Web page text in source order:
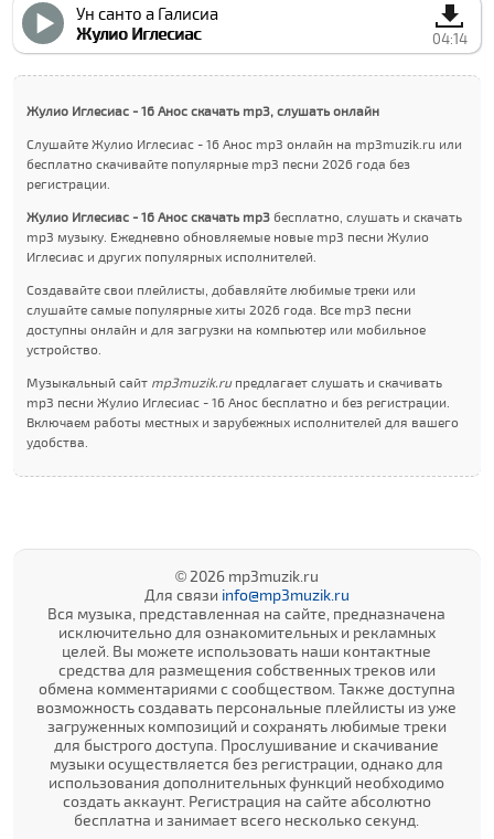
Ун cанто а Галиcиа
Жулио Иглесиас
04:14
Жулио Иглесиас - 16 Анос скачать mp3, слушать онлайн
Слушайте Жулио Иглесиас - 16 Анос mp3 онлайн на mp3muzik.ru или
бесплатно скачивайте популярные mp3 песни 2026 года без
регистрации.
Жулио Иглесиас - 16 Анос скачать mp3 бесплатно, слушать и скачать
mp3 музыку. Ежедневно обновляемые новые mp3 песни Жулио
Иглесиас и других популярных исполнителей.
Создавайте свои плейлисты, добавляйте любимые треки или
слушайте самые популярные хиты 2026 года. Все mp3 песни
доступны онлайн и для загрузки на компьютер или мобильное
устройство.
Музыкальный сайт mp3muzik.ruпредлагает слушать и скачивать
mp3 песни Жулио Иглесиас - 16 Анос бесплатно и без регистрации.
Включаем работы местных и зарубежных исполнителей для вашего
удобства.
© 2026 mp3muzik.ru
Для связи info@mp3muzik.ru
Вся музыка, представленная на сайте, предназначена
исключительно для ознакомительных и рекламных
целей. Вы можете использовать наши контактные
средства для размещения собственных треков или
обмена комментариями с сообществом. Также доступна
возможность создавать персональные плейлисты из уже
загруженных композиций и сохранять любимые треки
для быстрого доступа. Прослушивание и скачивание
музыки осуществляется без регистрации, однако для
использования дополнительных функций необходимо
создать аккаунт. Регистрация на сайте абсолютно
бесплатна и занимает всего несколько секунд.